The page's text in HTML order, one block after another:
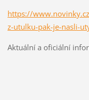
https://
z-utulku-pak-je-nasli-
Aktuální a oficiální